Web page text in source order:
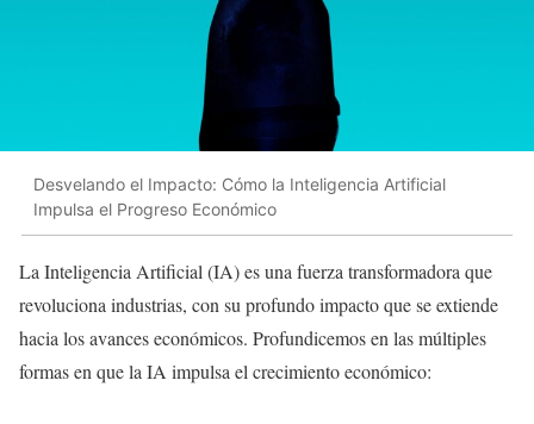
Desvelando el Impacto: Cómo la Inteligencia Artificial
Impulsa el Progreso Económico
La Inteligencia Artificial (IA) es una fuerza transformadora que
revoluciona industrias, con su profundo impacto que se extiende
hacia los avances económicos. Profundicemos en las múltiples
formas en que la IA impulsa el crecimiento económico: